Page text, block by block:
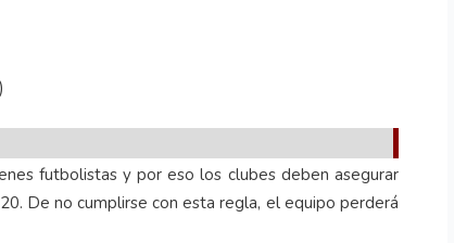
futbolistas y por eso los clubes deben asegurar
De no cumplirse con esta regla, el equipo perderá